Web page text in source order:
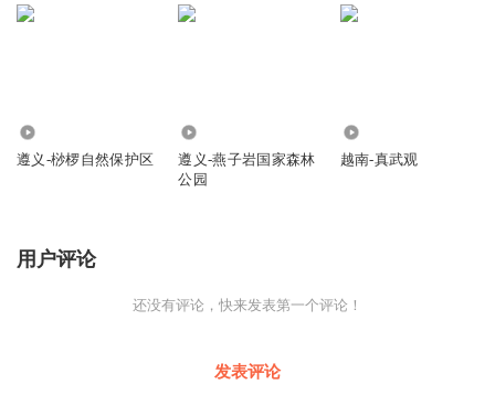
遵义-桫椤自然保护区
遵义-燕子岩国家森林
公园
越南-真武观
用户评论
还没有评论，快来发表第一个评论！
发表评论